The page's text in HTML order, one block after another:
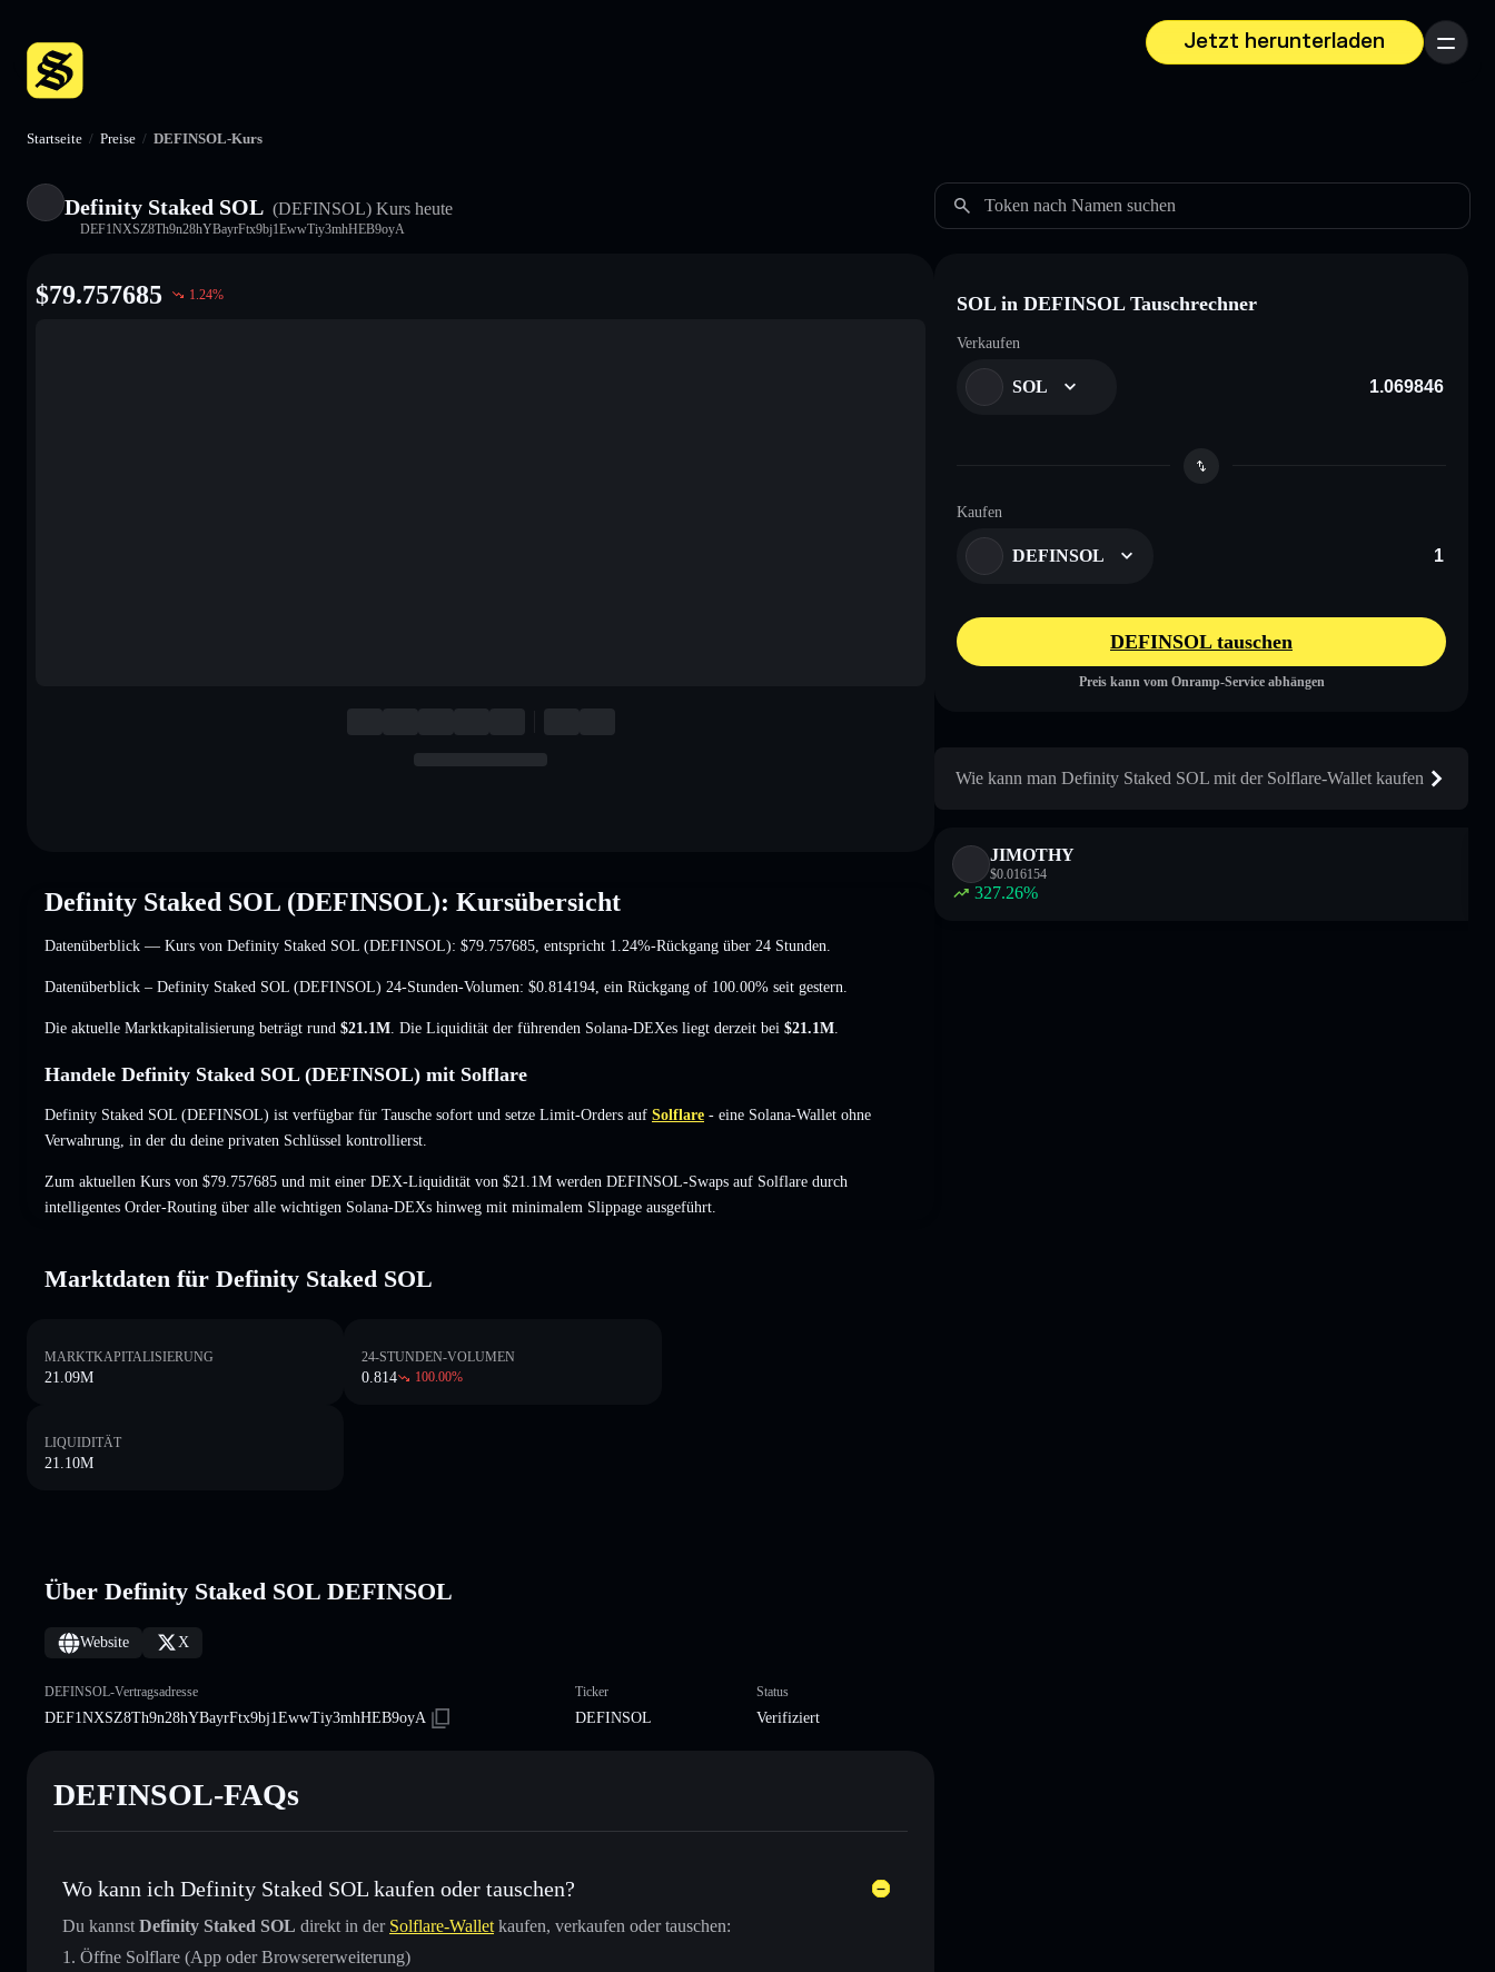
Jetzt herunterladen
Menü
Startseite / Preise / DEFINSOL-Kurs
Definity Staked SOL (DEFINSOL) Kurs heute
DEF1NXSZ8Th9n28hYBayrFtx9bj1EwwTiy3mhHEB9oyA
Token nach Namen suchen
$79.757685 1.24%
Definity Staked SOL (DEFINSOL): Kursübersicht
Datenüberblick — Kurs von Definity Staked SOL (DEFINSOL): $79.757685 , entspricht 1.24%-Rückgang über 24 Stunden.
Datenüberblick – Definity Staked SOL (DEFINSOL) 24-Stunden-Volumen: $0.814194 ein Rückgang of 100.00% seit gestern.
Die aktuelle Marktkapitalisierung beträgt rund $21.1M . Die Liquidität der führenden Solana-DEXes liegt derzeit bei $21.1M
Handele Definity Staked SOL (DEFINSOL) mit Solflare
Definity Staked SOL (DEFINSOL) ist verfügbar für Tausche sofort und setze Limit-Orders auf Solflare - eine Solana-Wallet ohne
Verwahrung, in der du deine privaten Schlüssel kontrollierst.
Zum aktuellen Kurs von $79.757685 und mit einer DEX-Liquidität von $21.1M werden DEFINSOL-Swaps auf Solflare durch
intelligentes Order-Routing über alle wichtigen Solana-DEXs hinweg mit minimalem Slippage ausgeführt.
Marktdaten für Definity Staked SOL
MARKTKAPITALISIERUNG
21.09M
24-STUNDEN-VOLUMEN
0.814 100.00%
LIQUIDITÄT
21.10M
Über Definity Staked SOL DEFINSOL
Website X
DEFINSOL-Vertragsadresse
DEF1NXSZ8Th9n28hYBayrFtx9bj1EwwTiy3mhHEB9oyA
Ticker
DEFINSOL
Status
Verifiziert
DEFINSOL-FAQs
Wo kann ich Definity Staked SOL kaufen oder tauschen?
Du kannst Definity Staked SOL direkt in der Solflare-Wallet kaufen, verkaufen oder tauschen:
Öffne Solflare (App oder Browsererweiterung)
SOL in DEFINSOL Tauschrechner
Verkaufen
SOL
Kaufen
DEFINSOL
DEFINSOL tauschen
Preis kann vom Onramp-Service abhängen
Wie kann man Definity Staked SOL mit der Solflare-Wallet kaufen
JIMOTHY
$0.016154
327.26%